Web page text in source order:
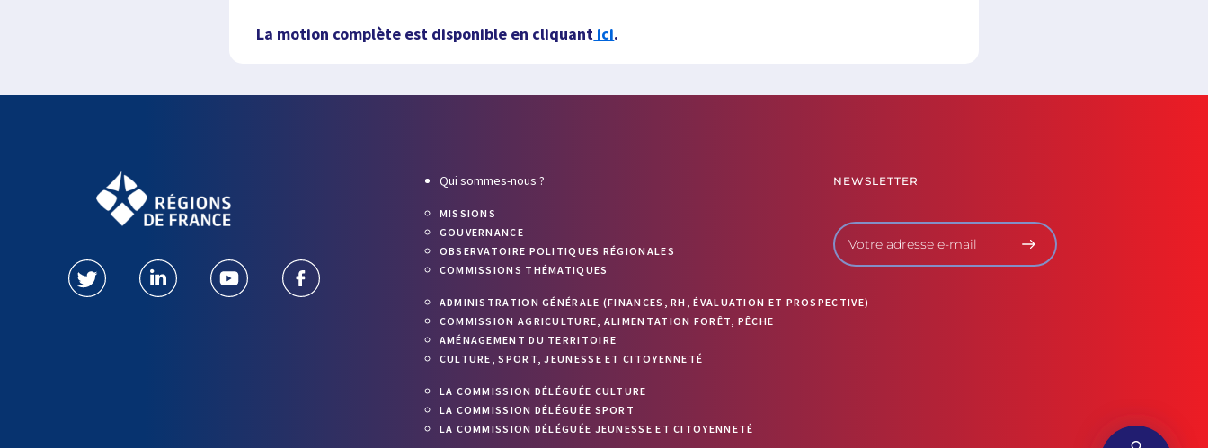
La motion complète est disponible en cliquant ici.
Qui sommes-nous ?
MISSIONS
GOUVERNANCE
OBSERVATOIRE POLITIQUES RÉGIONALES
COMMISSIONS THÉMATIQUES
ADMINISTRATION GÉNÉRALE (FINANCES, RH, ÉVALUATION ET PROSPECTIVE)
COMMISSION AGRICULTURE, ALIMENTATION FORÊT, PÊCHE
AMÉNAGEMENT DU TERRITOIRE
CULTURE, SPORT, JEUNESSE ET CITOYENNETÉ
LA COMMISSION DÉLÉGUÉE CULTURE
LA COMMISSION DÉLÉGUÉE SPORT
LA COMMISSION DÉLÉGUÉE JEUNESSE ET CITOYENNETÉ
NEWSLETTER